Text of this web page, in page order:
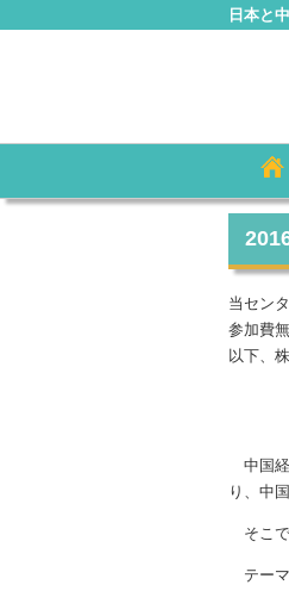
日本と
メイ
へ
移
当セン
参加費
以下、
中国経
り、中
そこで
テーマ